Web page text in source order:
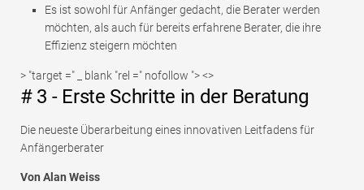
Es ist sowohl für Anfänger gedacht, die Berater werden
möchten, als auch für bereits erfahrene Berater, die ihre
Effizienz steigern möchten
> "target =" _ blank "rel =" nofollow "> <>
# 3 - Erste Schritte in der Beratung
Die neueste Überarbeitung eines innovativen Leitfadens für
Anfängerberater
Von Alan Weiss